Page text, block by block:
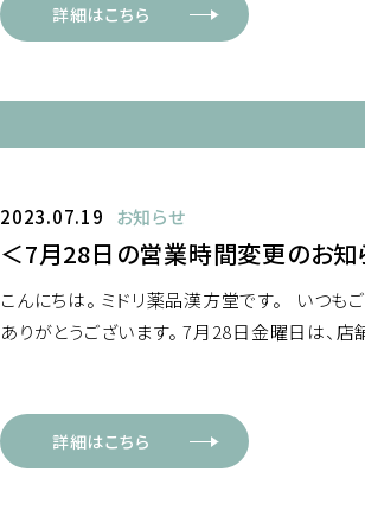
詳細はこちら
2023.07.19 お知らせ
＜7月28日の営業時間変更のお知
こんにちは。 ミドリ薬品漢方堂です。 いつも
ありがとうございます。 7月28日金曜日は、
詳細はこちら